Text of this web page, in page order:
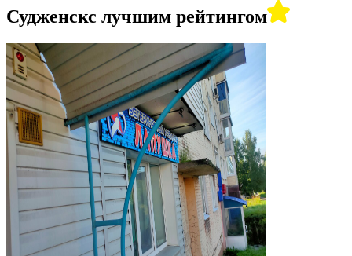
Судженскс лучшим рейтингом